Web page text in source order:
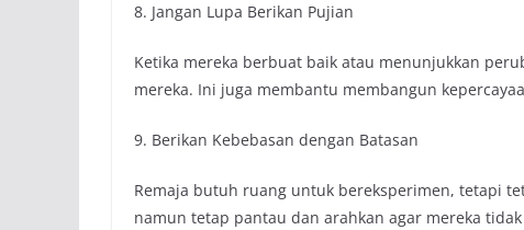
8. Jangan Lupa Berikan Pujian
Ketika mereka berbuat baik atau menunjukkan
mereka. Ini juga membantu membangun
9. Berikan Kebebasan dengan Batasan
Remaja butuh ruang untuk bereksperimen, tetapi
namun tetap pantau dan arahkan agar mereka